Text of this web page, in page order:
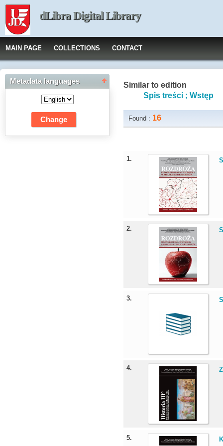
dLibra Digital Library
MAIN PAGE COLLECTIONS CONTACT
Metadata languages
Similar to edition
Spis treści ; Wstęp
Found : 16
1.
2.
3.
4.
5.